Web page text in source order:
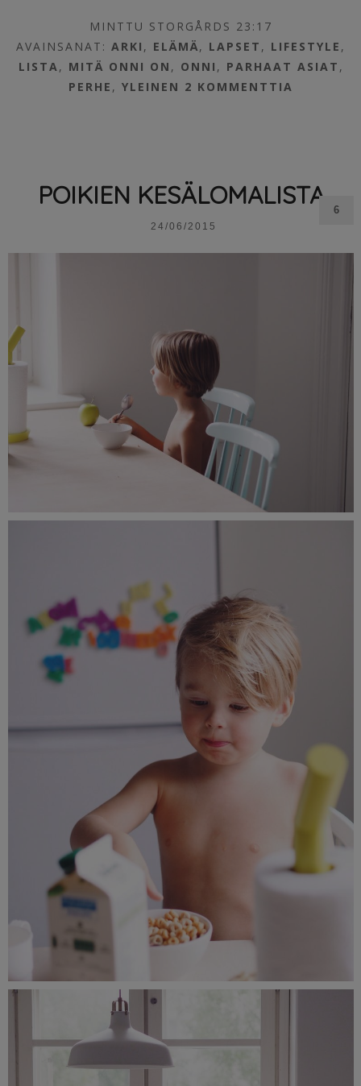
MINTTU STORGÅRDS 23:17
AVAINSANAT:ARKI , ELÄMÄ, LAPSET , LIFESTYLE ,
LISTA, MITÄ ONNI ON , ONNI , PARHAAT ASIAT ,
PERHE ,YLEINEN 2 KOMMENTTIA
POIKIEN KESÄLOMALISTA
24/06/2015
6